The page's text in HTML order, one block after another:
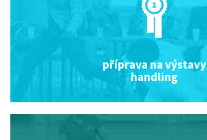
příprava na výstavy
handling